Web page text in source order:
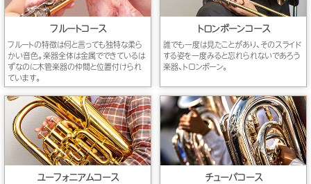
フルートコース
フルートの特徴は何と言っても独特な柔ら
かい音色。楽器全体は金属でできているは
ずなのに木管楽器の仲間と位置付けられ
ています。
トロンボーンコース
誰でも一度は見たことがあり、そのスライド
する姿を一度みると忘れられないであろう
楽器、トロンボーン。
ユーフォニアムコース チューバコース